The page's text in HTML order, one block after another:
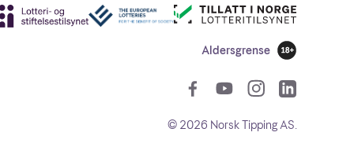
Aldersgrense
18 år
© 2026 Norsk Tipping AS.